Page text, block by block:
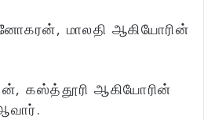
மாலதி ஆகியோரின்
கஸ்த்தூரி ஆகியோரின்